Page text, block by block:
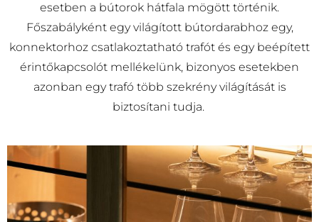
esetben a bútorok hátfala mögött történik.
Főszabályként egy világított bútordarabhoz egy,
konnektorhoz csatlakoztatható trafót és egy beépített
érintőkapcsolót mellékelünk, bizonyos esetekben
azonban egy trafó több szekrény világítását is
biztosítani tudja.